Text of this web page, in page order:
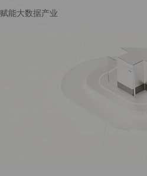
赋能大数据产业